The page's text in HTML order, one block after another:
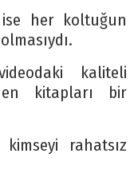
her koltuğun
kaliteli
kitapları bir
rahatsız